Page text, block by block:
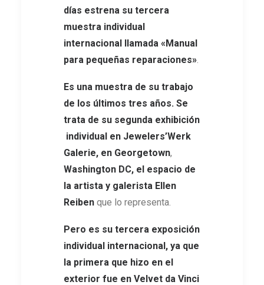
días estrena su tercera
muestra individual
internacional llamada «Manual
para pequeñas reparaciones».
Es una muestra de su trabajo
de los últimos tres años. Se
trata de su segunda exhibición
individual en Jewelers’Werk
Galerie, en Georgetown,
Washington DC, el espacio de
la artista y galerista Ellen
Reiben que lo representa.
Pero es su tercera exposición
individual internacional, ya que
la primera que hizo en el
exterior fue en Velvet da Vinci